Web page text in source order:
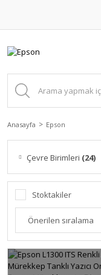
Anasayfa Epson
Çevre Birimleri (24)
Stoktakiler